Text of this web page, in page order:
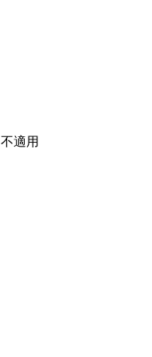
不適用